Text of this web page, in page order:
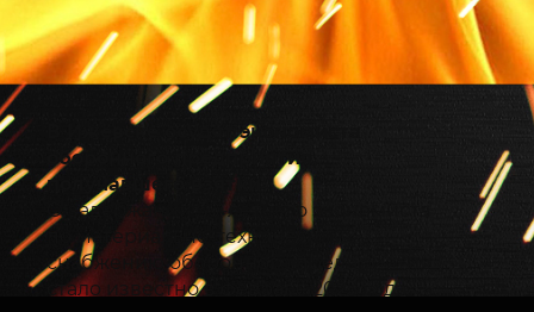
В Ижевске осудят экономиста
оборонного предприятия,
получавшего взятки
О задержании 50-летнего экономиста
по материально-техническому
снабжению оборонного предприятия
стало известно в феврале 2025 года,